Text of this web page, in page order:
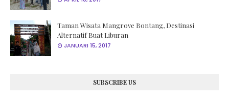
Taman Wisata Mangrove Bontang, Destinasi
Alternatif Buat Liburan
JANUARI 15, 2017
SUBSCRIBE US